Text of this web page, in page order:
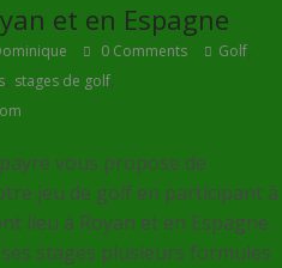
et en Espagne
0 Comments Golf,
, stages de golf,
vous propose de
jeu de golf en participant à
lieu à Royan et en Espagne.
stages plusieurs formules